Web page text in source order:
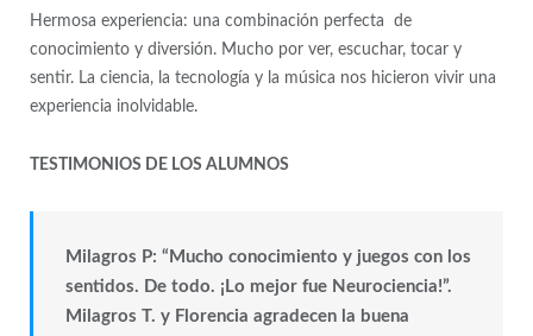
Hermosa experiencia: una combinación perfecta de
conocimiento y diversión. Mucho por ver, escuchar, tocar y
sentir. La ciencia, la tecnología y la música nos hicieron vivir una
experiencia inolvidable.
TESTIMONIOS DE LOS ALUMNOS
Milagros P: “Mucho conocimiento y juegos con los
sentidos. De todo. ¡Lo mejor fue Neurociencia!”.
Milagros T. y Florencia agradecen la buena